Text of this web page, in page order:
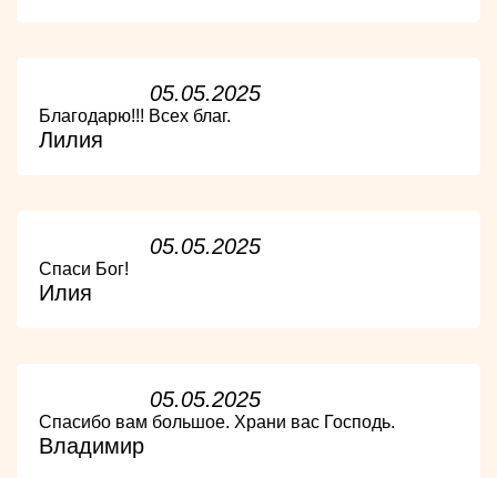
05.05.2025
Благодарю!!! Всех благ.
Лилия
05.05.2025
Спаси Бог!
Илия
05.05.2025
Спасибо вам большое. Храни вас Господь.
Владимир